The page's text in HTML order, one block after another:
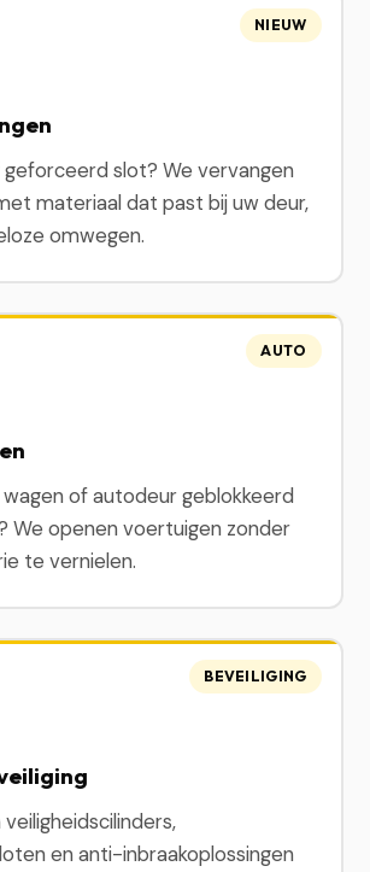
slot? We vervangen
materiaal dat past bij uw deur,
omwegen.
NIEUW
of autodeur geblokkeerd
We openen voertuigen zonder
te vernielen.
AUTO
en anti-inbraakoplossingen
BEVEILIGING